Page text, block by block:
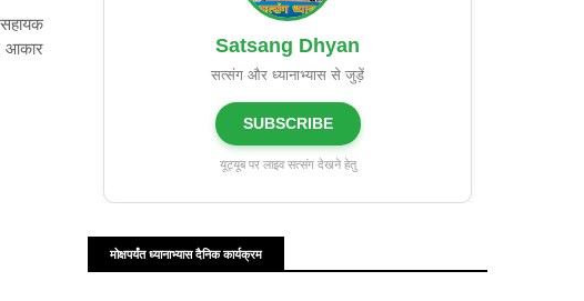
आकार
Satsang Dhyan
सत्संग और ध्यानाभ्यास से जुड़ें
SUBSCRIBE
यूट्यूब पर लाइव सत्संग देखने हेतु
मोक्षपर्यंत ध्यानाभ्यास दैनिक कार्यक्रम